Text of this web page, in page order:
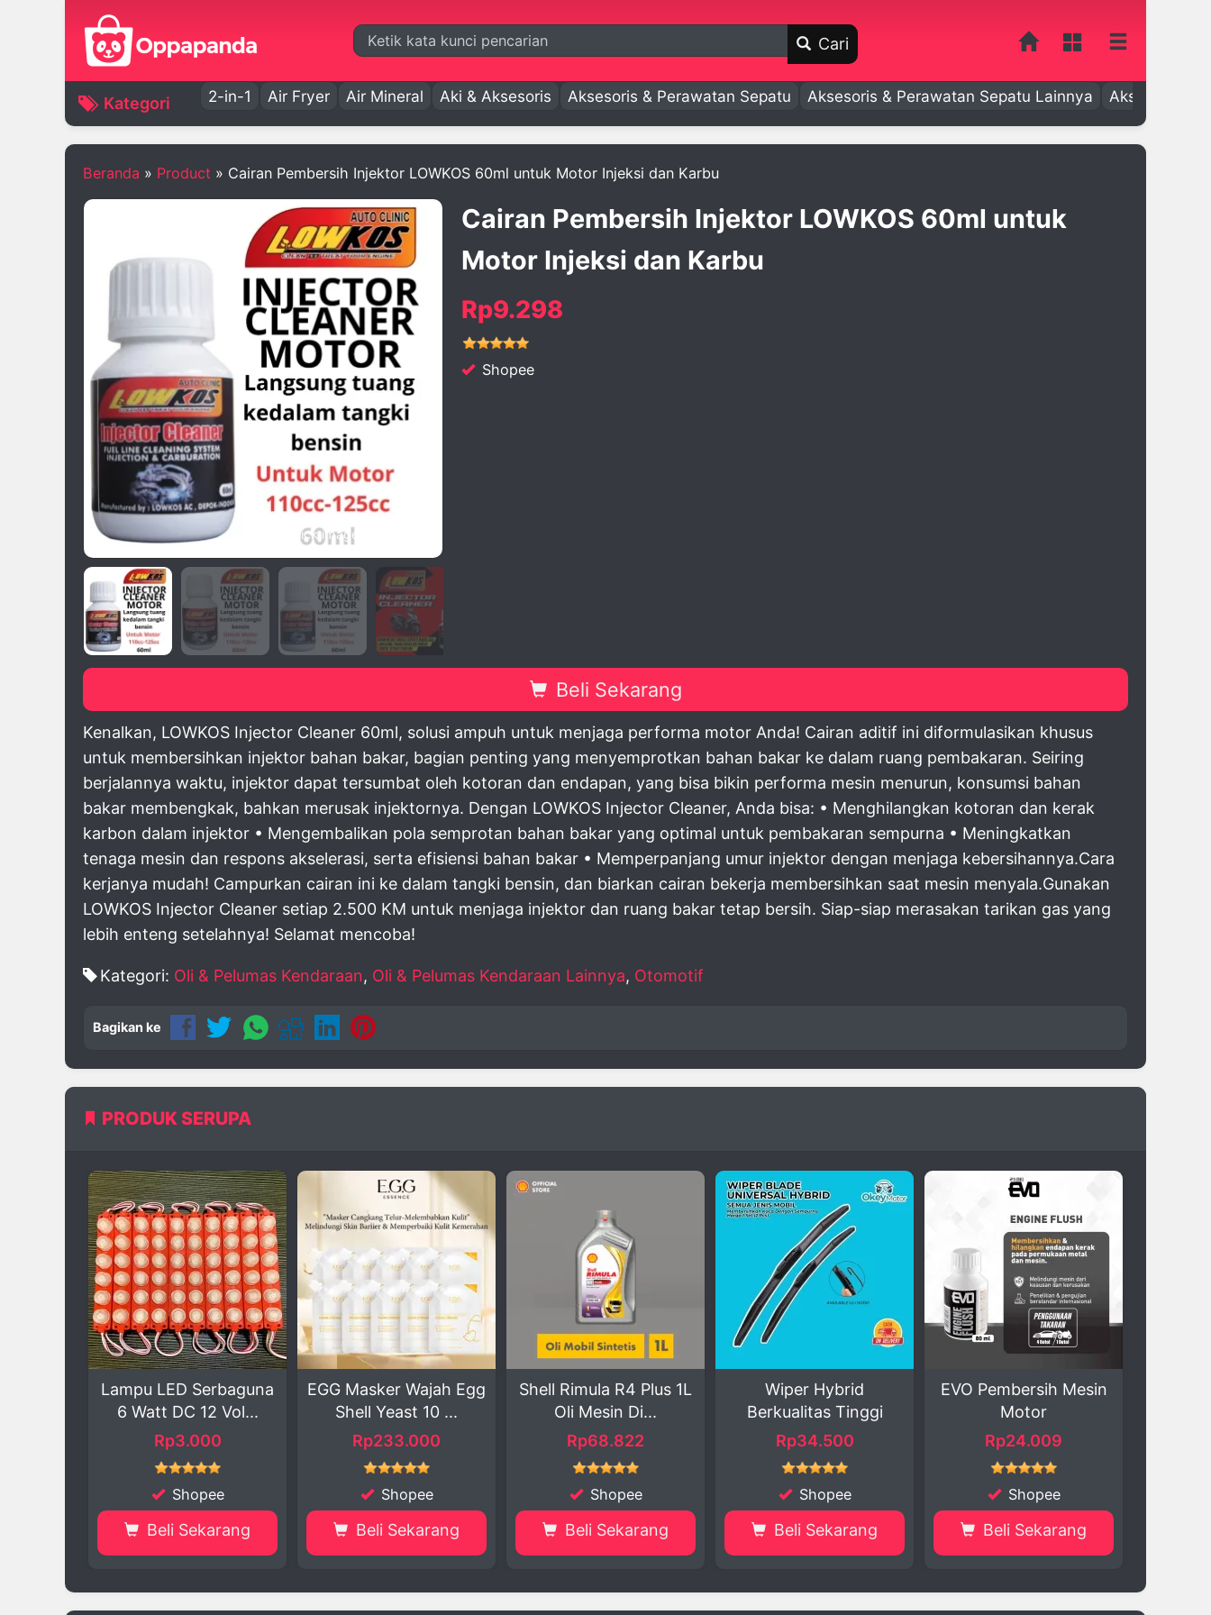
Cari Cari
Kategori 2-in-1 Air Fryer Air Mineral Aki & Aksesoris Aksesoris & Perawatan Sepatu Aksesoris & Perawatan Sepatu Lainnya Aksesoris
Beranda » Product » Cairan Pembersih Injektor LOWKOS 60ml untuk Motor Injeksi dan Karbu
click image to preview
Cairan Pembersih Injektor LOWKOS 60ml untuk
Motor Injeksi dan Karbu
Rp9.298
Shopee
Beli Sekarang
Kenalkan, LOWKOS Injector Cleaner 60ml, solusi ampuh untuk menjaga performa motor Anda! Cairan aditif ini diformulasikan khusus
untuk membersihkan injektor bahan bakar, bagian penting yang menyemprotkan bahan bakar ke dalam ruang pembakaran. Seiring
berjalannya waktu, injektor dapat tersumbat oleh kotoran dan endapan, yang bisa bikin performa mesin menurun, konsumsi bahan
bakar membengkak, bahkan merusak injektornya. Dengan LOWKOS Injector Cleaner, Anda bisa: • Menghilangkan kotoran dan kerak
karbon dalam injektor • Mengembalikan pola semprotan bahan bakar yang optimal untuk pembakaran sempurna • Meningkatkan
tenaga mesin dan respons akselerasi, serta efisiensi bahan bakar • Memperpanjang umur injektor dengan menjaga kebersihannya.Cara
kerjanya mudah! Campurkan cairan ini ke dalam tangki bensin, dan biarkan cairan bekerja membersihkan saat mesin menyala.Gunakan
LOWKOS Injector Cleaner setiap 2.500 KM untuk menjaga injektor dan ruang bakar tetap bersih. Siap-siap merasakan tarikan gas yang
lebih enteng setelahnya! Selamat mencoba!
Kategori: Oli & Pelumas Kendaraan, Oli & Pelumas Kendaraan Lainnya, Otomotif
Bagikan ke
PRODUK SERUPA
Serbaguna
EGG Masker Wajah Egg
Shell Yeast 10 ...
Rp233.000
Shopee
Beli Sekarang
Shell Rimula R4 Plus 1L
Oli Mesin Di...
Rp68.822
Shopee
Beli Sekarang
Wiper Hybrid
Berkualitas Tinggi
Rp34.500
Shopee
Beli Sekarang
EVO Pembersih Mesin
Motor
Rp24.009
Shopee
Beli Sekarang
Oli AHM Gear 120ml
Rp9.000
Shopee
Beli Sekarang